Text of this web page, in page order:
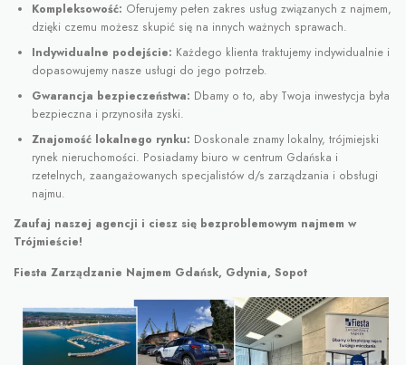
Kompleksowość: Oferujemy pełen zakres usług związanych z najmem,
dzięki czemu możesz skupić się na innych ważnych sprawach.
Indywidualne podejście: Każdego klienta traktujemy indywidualnie i
dopasowujemy nasze usługi do jego potrzeb.
Gwarancja bezpieczeństwa: Dbamy o to, aby Twoja inwestycja była
bezpieczna i przynosiła zyski.
Znajomość lokalnego rynku: Doskonale znamy lokalny, trójmiejski
rynek nieruchomości. Posiadamy biuro w centrum Gdańska i
rzetelnych, zaangażowanych specjalistów d/s zarządzania i obsługi
najmu.
Zaufaj naszej agencji i ciesz się bezproblemowym najmem w
Trójmieście!
Fiesta Zarządzanie Najmem Gdańsk, Gdynia, Sopot